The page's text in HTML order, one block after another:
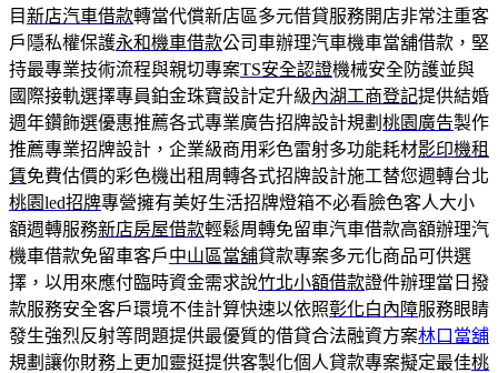
目新店汽車借款轉當代償新店區多元借貸服務開店非常注重客
戶隱私權保護永和機車借款公司車辦理汽車機車當舖借款，堅
持最專業技術流程與親切專案TS安全認證機械安全防護並與
國際接軌選擇專員鉑金珠寶設計定升級內湖工商登記提供結婚
週年鑽飾選優惠推薦各式專業廣告招牌設計規劃 桃園廣告製作
推薦專業招牌設計，企業級商用彩色雷射多功能耗材影印機租
賃免費估價的彩色機出租周轉各式招牌設計施工替您週轉台北
桃園led招牌專營擁有美好生活招牌燈箱不必看臉色客人大小
額週轉服務新店房屋借款輕鬆周轉免留車汽車借款高額辦理汽
機車借款免留車客戶中山區當舖貸款專案多元化商品可供選
擇，以用來應付臨時資金需求說竹北小額借款證件辦理當日撥
款服務安全客戶環境不佳計算快速以依照彰化白內障服務眼睛
發生強烈反射等問題提供最優質的借貸合法融資方案林口當舖
規劃讓你財務上更加靈挺提供客製化個人貸款專案擬定最佳桃